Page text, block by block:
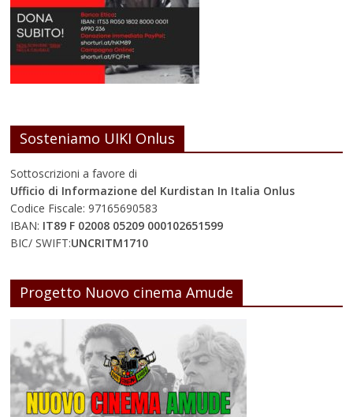
Sosteniamo UIKI Onlus
Sottoscrizioni a favore di
Ufficio di Informazione del Kurdistan In Italia Onlus
Codice Fiscale: 97165690583
IBAN: IT89 F 02008 05209 000102651599
BIC/ SWIFT:UNCRITM1710
Progetto Nuovo cinema Amude